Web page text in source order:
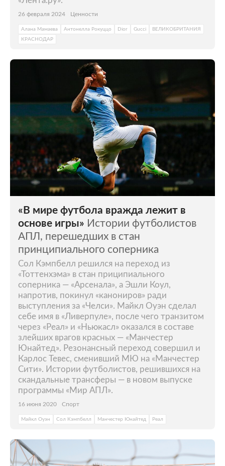
26 февраля 2024 Ценности
Алана Мамаева Антонелла Рокуццо Dior Gucci
ВЕЛИКОБРИТАНИЯ
КРАСНОДАР
«В мире футбола вражда лежит в
основе игры» Истории футболистов
АПЛ, перешедших в стан
принципиального соперника
Сол Кэмпбелл решился на переход из
«Тоттенхэма» в стан приципиального
соперника — «Арсенала», а Эшли Коул,
напротив, покинул «канониров» ради
выступления за «Челси». Майкл Оуэн сделал
себе имя в «Ливерпуле», после чего транзитом
через «Реал» и «Ньюкасл» оказался в составе
злейших врагов красных — «Манчестер
Юнайтед». Резонансный переход совершил и
Карлос Тевес, сменивший МЮ на «Манчестер
Сити». Истории футболистов, решившихся на
скандальные трансферы — в новом выпуске
программы «Мир АПЛ».
16 июня 2020 Спорт
Майкл Оуэн Сол Кэмпбелл Манчестер Юнайтед Реал